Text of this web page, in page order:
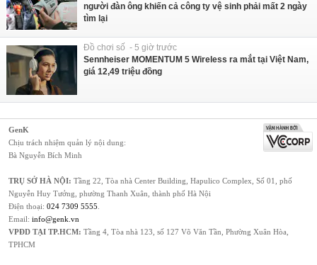
người đàn ông khiến cả công ty vệ sinh phải mất 2 ngày
tìm lại
Đồ chơi số - 5 giờ trước
Sennheiser MOMENTUM 5 Wireless ra mắt tại Việt Nam,
giá 12,49 triệu đồng
GenK
Chịu trách nhiệm quản lý nội dung:
Bà Nguyễn Bích Minh
TRỤ SỞ HÀ NỘI: Tầng 22, Tòa nhà Center Building, Hapulico Complex, Số 01, phố
Nguyễn Huy Tưởng, phường Thanh Xuân, thành phố Hà Nội
Điện thoại: 024 7309 5555
Email: info@genk.vn
VPĐD TẠI TP.HCM: Tầng 4, Tòa nhà 123, số 127 Võ Văn Tần, Phường Xuân Hòa,
TPHCM